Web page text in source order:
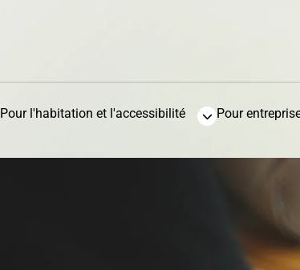
Pour l'habitation et l'accessibilité Pour